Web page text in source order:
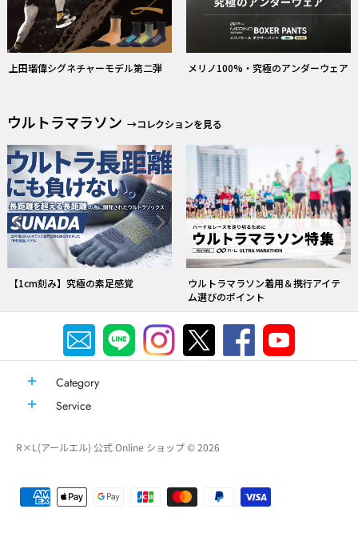
上田瑠偉シグネチャーモデル第二弾 メリノ100%・究極のアンダーウェア
ウルトラマラソン →コレクションを見る
【1cm刻み】究極の素足感覚
ウルトラマラソン着用＆携行アイテ
ム選びのポイント
Category
Service
R×L(アールエル) 公式 Online ショップ© 2026